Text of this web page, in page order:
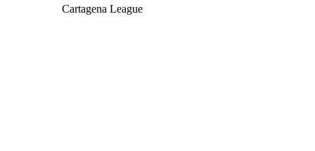
Cartagena League